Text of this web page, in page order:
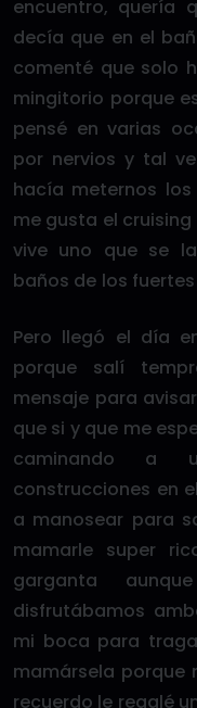
encuentro, quería
decía que en el
comenté que solo
mingitorio porque
pensé en varias
por nervios y tal
hacía meternos
me gusta el
vive uno que se
baños de los fuertes
Pero llegó el día
porque salí
mensaje para
que si y que me
caminando a
construcciones en
a manosear para
mamarle super
garganta
disfrutábamos
mi boca para
mamársela porque
recuerdo le regalé